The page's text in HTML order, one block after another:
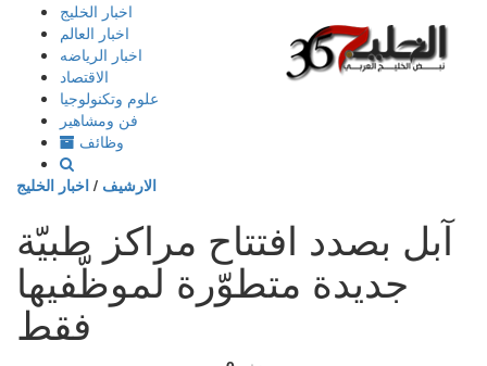
إذهب
المحتوى
اخبار الخليج
اخبار العالم
اخبار الرياضه
الاقتصاد
علوم وتكنولوجيا
فن ومشاهير
وظائف
الارشيف / اخبار الخليج
آبل بصدد افتتاح مراكز طبيّة
جديدة متطوّرة لموظّفيها
فقط